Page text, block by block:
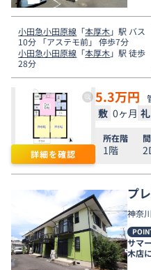
小田急小田原線 「本厚木」駅 バス
10分 「アステモ前」 停歩7分
小田急小田原線 「本厚木」駅 徒歩
28分
詳細を確認
5.3万円
敷 0ヶ月 礼
所在階
1階
プ
神奈
サマ
木店
月末